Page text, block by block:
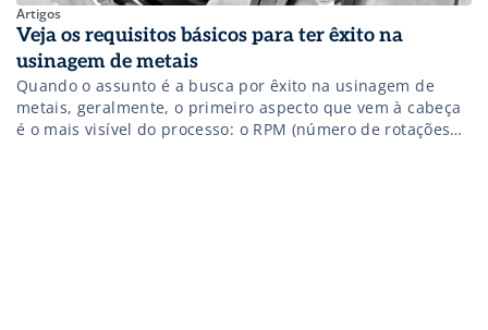
Artigos
Veja os requisitos básicos para ter êxito na
usinagem de metais
Quando o assunto é a busca por êxito na usinagem de
metais, geralmente, o primeiro aspecto que vem à cabeça
é o mais visível do processo: o RPM (número de rotações